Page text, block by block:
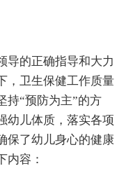
导的正确指导和大力
，卫生保健工作质量
持“预防为主”的方
幼儿体质，落实各项
保了幼儿身心的健康
内容：